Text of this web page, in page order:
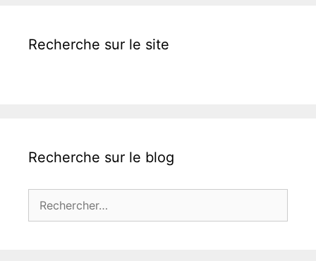
Recherche sur le site
Recherche sur le blog